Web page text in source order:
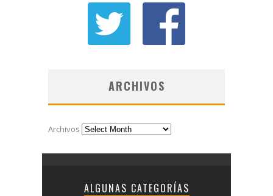
ARCHIVOS
Archivos
ALGUNAS CATEGORÍAS